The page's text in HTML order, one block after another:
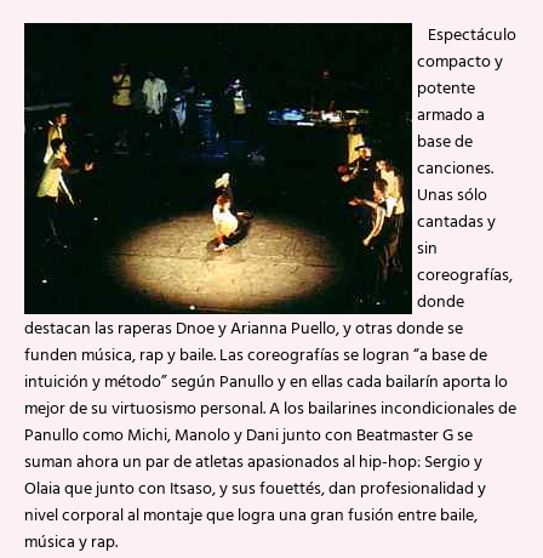
Espectáculo
compacto y
potente
armado a
base de
canciones.
Unas sólo
cantadas y
sin
coreografías,
donde
destacan las raperas Dnoe y Arianna Puello, y otras donde se
funden música, rap y baile. Las coreografías se logran “a base de
intuición y método” según Panullo y en ellas cada bailarín aporta lo
mejor de su virtuosismo personal. A los bailarines incondicionales de
Panullo como Michi, Manolo y Dani junto con Beatmaster G se
suman ahora un par de atletas apasionados al hip-hop: Sergio y
Olaia que junto con Itsaso, y sus fouettés, dan profesionalidad y
nivel corporal al montaje que logra una gran fusión entre baile,
música y rap.